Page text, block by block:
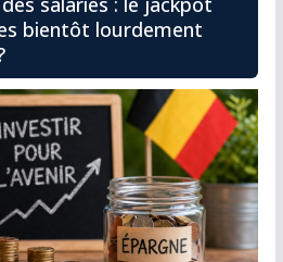
bientôt lourdement